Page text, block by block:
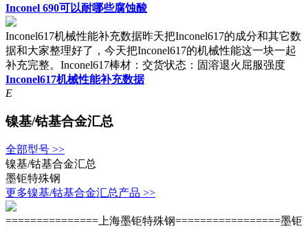
Inconel 690可以耐哪些腐蚀酸
Inconel617机械性能补充数据昨天把Inconel617的成分和其它数
据和大家整理好了，今天把Inconel617的机械性能这一块一起
补充完整。Inconel617棒材：交货状态：固溶退火屈服强度
Inconel617机械性能补充数据
E
镍基/钴基合金汇总
全部型号 >>
镍基/钴基合金汇总
墨钜特殊钢
更多镍基/钴基合金汇总产品 >>
===============上海墨钜特殊钢=================墨钜